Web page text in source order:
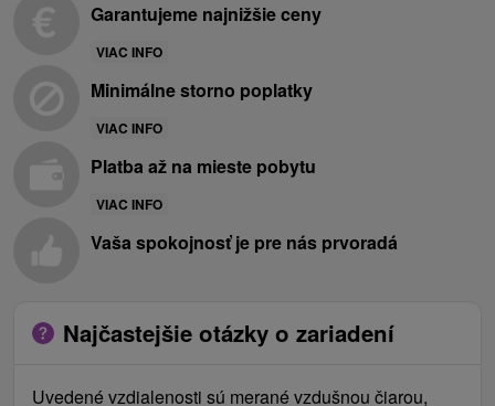
Garantujeme najnižšie ceny
VIAC INFO
Minimálne storno poplatky
VIAC INFO
Platba až na mieste pobytu
VIAC INFO
Vaša spokojnosť je pre nás prvoradá
Najčastejšie otázky o zariadení
Uvedené vzdialenosti sú merané vzdušnou čiarou,